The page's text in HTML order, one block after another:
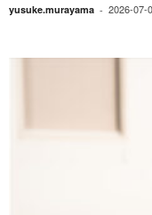
yusuke.murayama - 2026-07-